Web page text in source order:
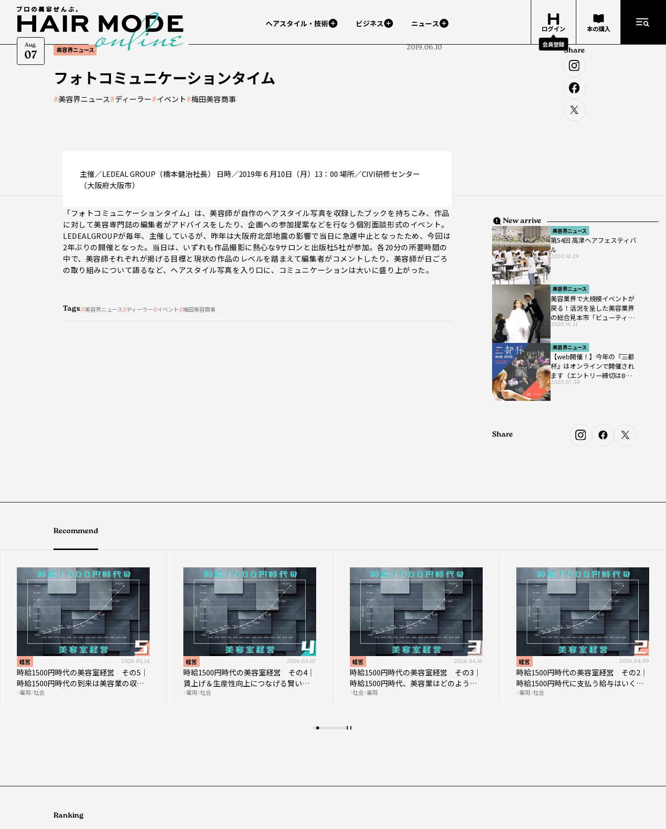
Aug.
07
ヘアスタイル・技術 ビジネス ニュース
ログイン
会員登録
本の購入
美容界ニュース 2019.06.10
フォトコミュニケーションタイム
#美容界ニュース#ディーラー#イベント#梅田美容商事
Share
主催／LEDEAL GROUP（橋本健治社長） 日時／2019年６月10日（月）13：00 場所／CIVI研修センター
（大阪府大阪市）
「フォトコミュニケーションタイム」は、美容師が自作のヘアスタイル写真を収録したブックを持ちこみ、作品
に対して美容専門誌の編集者がアドバイスをしたり、企画への参加提案などを行なう個別面談形式のイベント。
LEDEALGROUPが毎年、主催しているが、昨年は大阪府北部地震の影響で当日に急遽中止となったため、今回は
2年ぶりの開催となった。当日は、いずれも作品撮影に熱心な9サロンと出版社5社が参加。各20分の所要時間の
中で、美容師それぞれが掲げる目標と現状の作品のレベルを踏まえて編集者がコメントしたり、美容師が日ごろ
の取り組みについて語るなど、ヘアスタイル写真を入り口に、コミュニケーションは大いに盛り上がった。
Tags 美容界ニュース ディーラー イベント 梅田美容商事
New arrive
美容界ニュース
第54回 高津ヘアフェスティバ
ル
2020.10.29
美容界ニュース
美容業界で大規模イベントが
戻る！活況を呈した美容業界
の総合見本市「ビューティー
ワールド ジャパン ウエス
ト」が開催
2020.10.21
美容界ニュース
【web開催！】今年の『三都
杯』はオンラインで開催され
ます（エントリー締切は8月7
日まで）
2020.07.30
Share
Recommend
経営 2026.05.14
時給1500円時代の美容室経営 その5｜
時給1500円時代の到来は美容業の収益
構造を見直す契機
雇用 社会
経営 2026.05.07
時給1500円時代の美容室経営 その4｜
賃上げ＆生産性向上につなげる賢い助
成金活用
雇用 社会
経営 2026.04.16
時給1500円時代の美容室経営 その3｜
時給1500円時代、美容業はどのような
影響を受けるのか？
社会 雇用
経営 2026.04.09
時給1500円時代の美容室経営 その2｜
時給1500円時代に支払う給与はいくら
なのか
雇用 社会
Ranking